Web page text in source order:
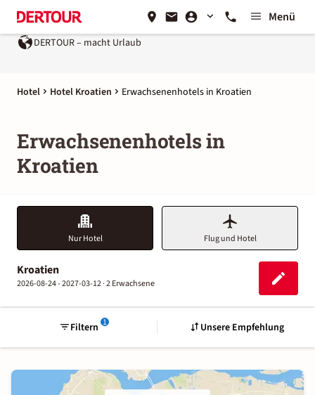
Menü
DERTOUR – macht Urlaub
Hotel Hotel Kroatien Erwachsenenhotels in Kroatien
Erwachsenenhotels in
Kroatien
Nur Hotel Flug und Hotel
Kroatien
2026-08-24 - 2027-03-12 ·2 Erwachsene
1
Filtern Unsere Empfehlung